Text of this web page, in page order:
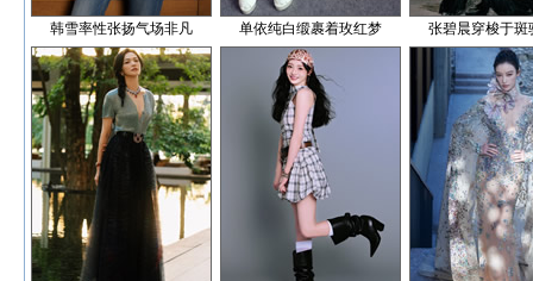
韩雪率性张扬气场非凡 单依纯白缎裹着玫红梦 张碧晨穿梭于斑